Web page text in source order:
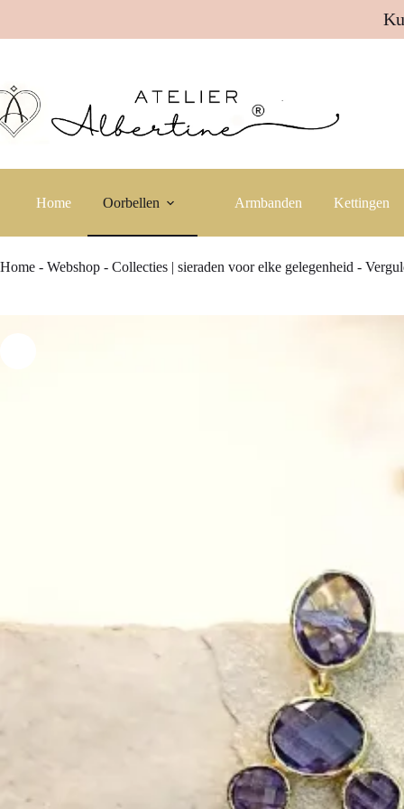
naar
de
inhoud
Home Oorbellen Armbanden Kettingen
Home - Webshop - Collecties | sieraden voor elke gelegenheid -